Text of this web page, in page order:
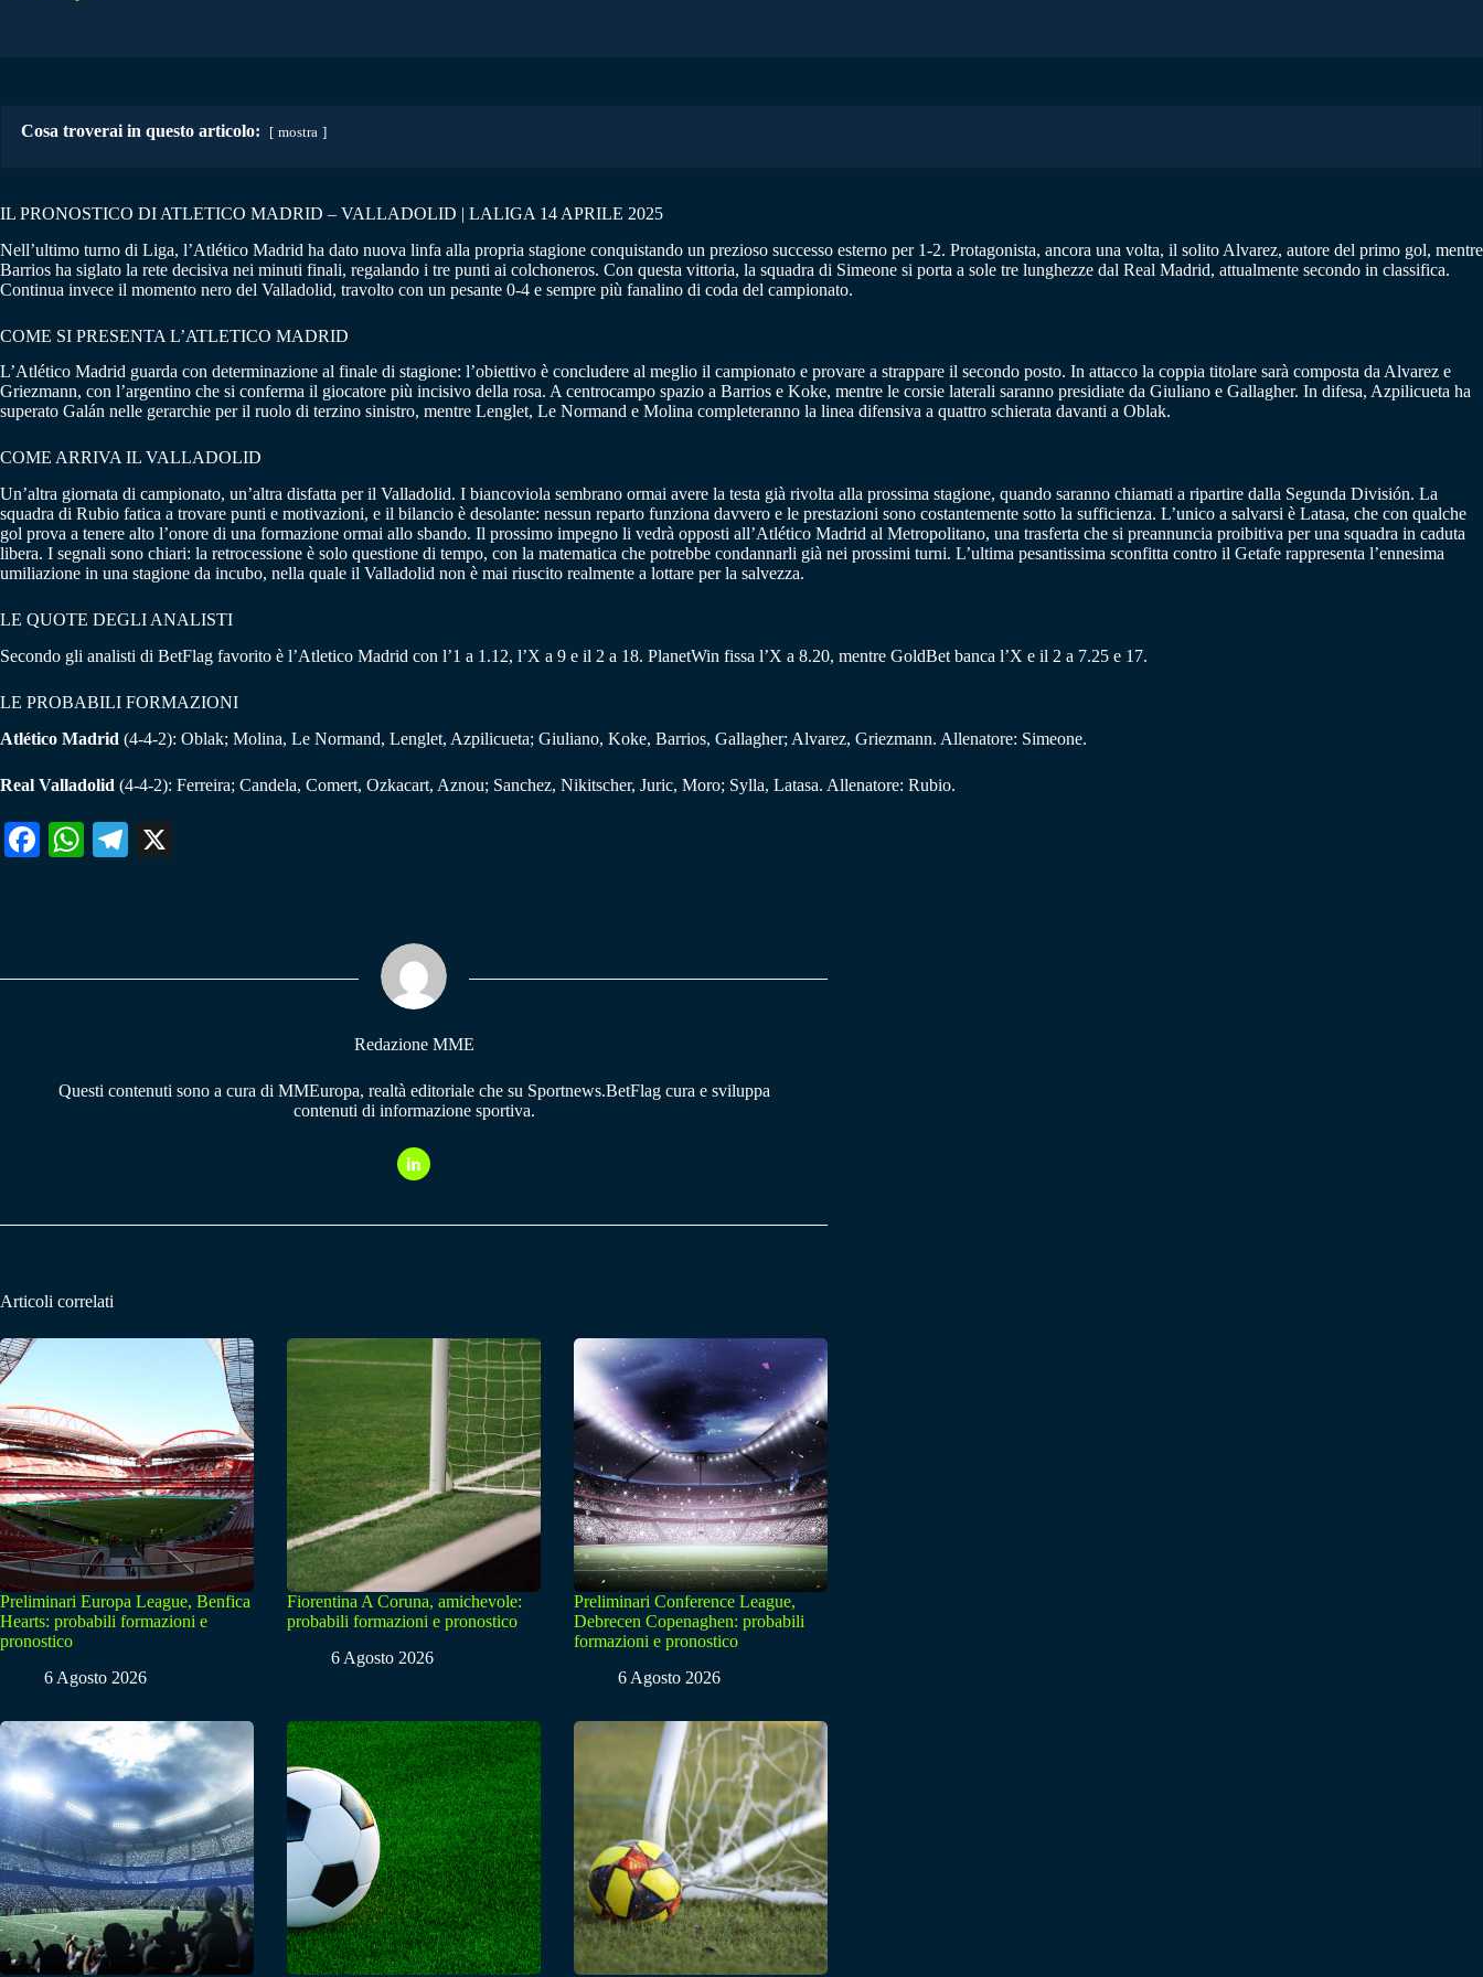
Cosa troverai in questo articolo: mostra
IL PRONOSTICO DI ATLETICO MADRID – VALLADOLID | LALIGA 14 APRILE 2025
Nell’ultimo turno di Liga, l’Atlético Madrid ha dato nuova linfa alla propria stagione conquistando un prezioso successo esterno per 1-2. Protagonista, ancora una volta, il solito Alvarez, autore del primo gol, mentre
Barrios ha siglato la rete decisiva nei minuti finali, regalando i tre punti ai colchoneros. Con questa vittoria, la squadra di Simeone si porta a sole tre lunghezze dal Real Madrid, attualmente secondo in classifica.
Continua invece il momento nero del Valladolid, travolto con un pesante 0-4 e sempre più fanalino di coda del campionato.
COME SI PRESENTA L’ATLETICO MADRID
L’Atlético Madrid guarda con determinazione al finale di stagione: l’obiettivo è concludere al meglio il campionato e provare a strappare il secondo posto. In attacco la coppia titolare sarà composta da Alvarez e
Griezmann, con l’argentino che si conferma il giocatore più incisivo della rosa. A centrocampo spazio a Barrios e Koke, mentre le corsie laterali saranno presidiate da Giuliano e Gallagher. In difesa, Azpilicueta ha
superato Galán nelle gerarchie per il ruolo di terzino sinistro, mentre Lenglet, Le Normand e Molina completeranno la linea difensiva a quattro schierata davanti a Oblak.
COME ARRIVA IL VALLADOLID
Un’altra giornata di campionato, un’altra disfatta per il Valladolid. I biancoviola sembrano ormai avere la testa già rivolta alla prossima stagione, quando saranno chiamati a ripartire dalla Segunda División. La
squadra di Rubio fatica a trovare punti e motivazioni, e il bilancio è desolante: nessun reparto funziona davvero e le prestazioni sono costantemente sotto la sufficienza. L’unico a salvarsi è Latasa, che con qualche
gol prova a tenere alto l’onore di una formazione ormai allo sbando. Il prossimo impegno li vedrà opposti all’Atlético Madrid al Metropolitano, una trasferta che si preannuncia proibitiva per una squadra in caduta
libera. I segnali sono chiari: la retrocessione è solo questione di tempo, con la matematica che potrebbe condannarli già nei prossimi turni. L’ultima pesantissima sconfitta contro il Getafe rappresenta l’ennesima
umiliazione in una stagione da incubo, nella quale il Valladolid non è mai riuscito realmente a lottare per la salvezza.
LE QUOTE DEGLI ANALISTI
Secondo gli analisti di BetFlag favorito è l’Atletico Madrid con l’1 a 1.12, l’X a 9 e il 2 a 18. PlanetWin fissa l’X a 8.20, mentre GoldBet banca l’X e il 2 a 7.25 e 17.
LE PROBABILI FORMAZIONI
Atlético Madrid (4-4-2): Oblak; Molina, Le Normand, Lenglet, Azpilicueta; Giuliano, Koke, Barrios, Gallagher; Alvarez, Griezmann. Allenatore: Simeone.
Real Valladolid (4-4-2): Ferreira; Candela, Comert, Ozkacart, Aznou; Sanchez, Nikitscher, Juric, Moro; Sylla, Latasa. Allenatore: Rubio.
Fa W
pp
Te
m
Redazione MME
Questi contenuti sono a cura di MMEuropa, realtà editoriale che su Sportnews.BetFlag cura e sviluppa
contenuti di informazione sportiva.
Articoli correlati
Preliminari Europa League, Benfica
Hearts: probabili formazioni e
pronostico
6 Agosto 2026
Fiorentina A Coruna, amichevole:
probabili formazioni e pronostico
6 Agosto 2026
Preliminari Conference League,
Debrecen Copenaghen: probabili
formazioni e pronostico
6 Agosto 2026